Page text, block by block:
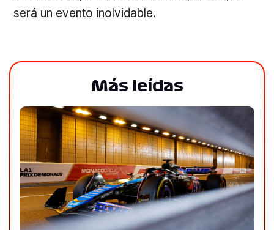
será un evento inolvidable.
Más leídas